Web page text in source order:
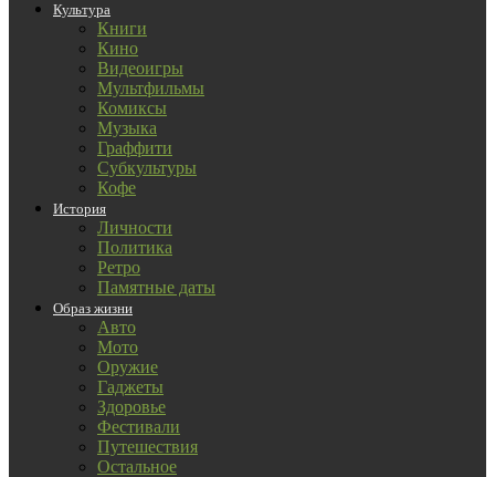
Культура
Книги
Кино
Видеоигры
Мультфильмы
Комиксы
Музыка
Граффити
Субкультуры
Кофе
История
Личности
Политика
Ретро
Памятные даты
Образ жизни
Авто
Мото
Оружие
Гаджеты
Здоровье
Фестивали
Путешествия
Остальное